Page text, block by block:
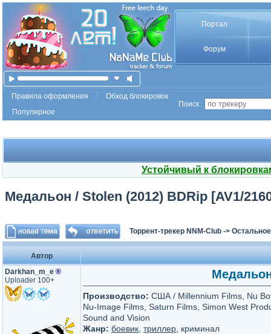
Портал
Форум
Правила оформления
Обход блокировок
Популярное
Поиск :
Устойчивый к
Медальон / Stolen (2012) BDRip [AV1/
Торрент-трекер NNM-Club -> Остальное
Автор
Darkhan_m_e ®
Uploader 100+
Производство: США / Millennium Films, Nu
Nu-Image Films, Saturn Films, Simon West
Sound and Vision
Жанр: боевик триллер , криминал